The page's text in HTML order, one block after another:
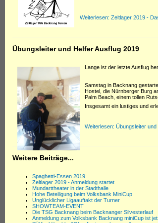
Weiterlesen: Zeltlager 2019 -
Übungsleiter und Helfer Ausflug 2019
Lange ist der letzte Ausflug
Samstag in Backnang
Hostel, die Nürnberger Burg
Palm Beach, einem tollen
Insgesamt ein lustiges und
Weiterlesen: Übungsleiter
Weitere Beiträge...
Spaghetti-Essen 2019
Zeltlager 2019 - Anmeldung startet
Mundarttheater in der Stadthalle
Hohe Beteiligung beim Volksbank MiniCup
Unglücklicher Ligaauftakt der Turner
SHOWTEAM-EVENT
Die TSG Backnang beim Backnanger Silvesterlauf
Anmeldung zum Volksbank Backnang miniCup ist